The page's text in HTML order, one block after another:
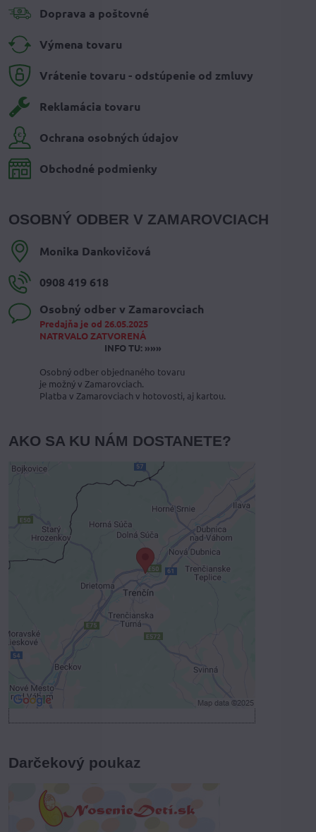
Doprava a poštovné
Výmena tovaru
Vrátenie tovaru - odstúpenie od zmluvy
Reklamácia tovaru
Ochrana osobných údajov
Obchodné podmienky
OSOBNÝ ODBER V ZAMAROVCIACH
Monika Dankovičová
0908 419 618
Osobný odber v Zamarovciach
Predajňa je od 26.05.2025
NATRVALO ZATVORENÁ
INFO TU: »»»
Osobný odber objednaného tovaru
je možný v Zamarovciach.
Platba v Zamarovciach v hotovosti, aj kartou.
AKO SA KU NÁM DOSTANETE?
Externý obsah je blokovaný
Voľbami súkromia
Prajete si načítať externý obsah?
Povoliť tentokrát
Povoliť a zapamätať - súhlas s druhom
cookie: Funkčné
Darčekový poukaz